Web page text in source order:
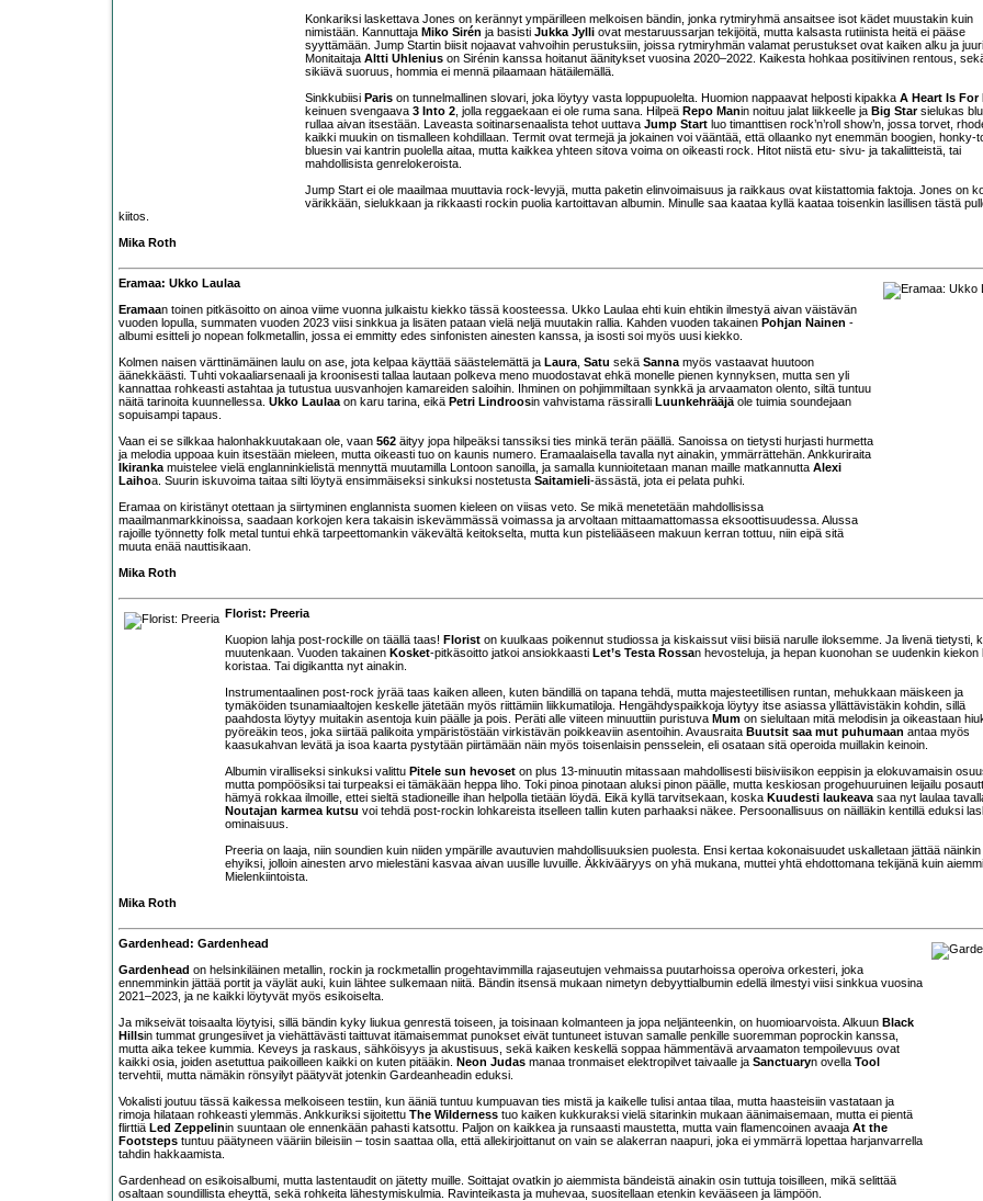
Konkariksi laskettava Jones on kerännyt ympärilleen melkoisen bändin, jonka rytmiryhmä ansaitsee isot kädet muustakin kuin
nimistään. Kannuttaja Miko Sirén ja basisti Jukka Jylli ovat mestaruussarjan tekijöitä, mutta kalsasta rutiinista heitä ei pääse
syyttämään. Jump Startin biisit nojaavat vahvoihin perustuksiin, joissa rytmiryhmän valamat perustukset ovat kaiken alku ja juuri.
Monitaitaja Altti Uhlenius on Sirénin kanssa hoitanut äänitykset vuosina 2020–2022. Kaikesta hohkaa positiivinen rentous,
sikiävä suoruus, hommia ei mennä pilaamaan hätäilemällä.
Sinkkubiisi Paris on tunnelmallinen slovari, joka löytyy vasta loppupuolelta. Huomion nappaavat helposti kipakka A Heart Is For
keinuen svengaava 3 Into 2 , jolla reggaekaan ei ole ruma sana. Hilpeä Repo Manin noituu jalat liikkeelle ja Big Starsielukas
rullaa aivan itsestään. Laveasta soitinarsenaalista tehot uuttava Jump Start luo timanttisen rock’n’roll show’n, jossa torvet,
kaikki muukin on tismalleen kohdillaan. Termit ovat termejä ja jokainen voi vääntää, että ollaanko nyt enemmän boogien, honky-
bluesin vai kantrin puolella aitaa, mutta kaikkea yhteen sitova voima on oikeasti rock. Hitot niistä etu- sivu- ja takaliitteistä, tai
mahdollisista genrelokeroista.
Jump Start ei ole maailmaa muuttavia rock-levyjä, mutta paketin elinvoimaisuus ja raikkaus ovat kiistattomia faktoja. Jones on
värikkään, sielukkaan ja rikkaasti rockin puolia kartoittavan albumin. Minulle saa kaataa kyllä kaataa toisenkin lasillisen tästä
kiitos.
Mika Roth
Eramaa: Ukko Laulaa
Eramaan toinen pitkäsoitto on ainoa viime vuonna julkaistu kiekko tässä koosteessa. Ukko Laulaa ehti kuin ehtikin ilmestyä aivan väistävän
vuoden lopulla, summaten vuoden 2023 viisi sinkkua ja lisäten pataan vielä neljä muutakin rallia. Kahden vuoden takainen Pohjan Nainen -
albumi esitteli jo nopean folkmetallin, jossa ei emmitty edes sinfonisten ainesten kanssa, ja isosti soi myös uusi kiekko.
Kolmen naisen värttinämäinen laulu on ase, jota kelpaa käyttää säästelemättä ja Laura Satu sekä Sanna myös vastaavat huutoon
äänekkäästi. Tuhti vokaaliarsenaali ja kroonisesti tallaa lautaan polkeva meno muodostavat ehkä monelle pienen kynnyksen, mutta sen yli
kannattaa rohkeasti astahtaa ja tutustua uusvanhojen kamareiden saloihin. Ihminen on pohjimmiltaan synkkä ja arvaamaton olento, siltä tuntuu
näitä tarinoita kuunnellessa. Ukko Laulaa on karu tarina, eikä Petri Lindroosin vahvistama rässiralli Luunkehrääjä ole tuimia soundejaan
sopuisampi tapaus.
Vaan ei se silkkaa halonhakkuutakaan ole, vaan 562 äityy jopa hilpeäksi tanssiksi ties minkä terän päällä. Sanoissa on tietysti hurjasti hurmetta
ja melodia uppoaa kuin itsestään mieleen, mutta oikeasti tuo on kaunis numero. Eramaalaisella tavalla nyt ainakin, ymmärrättehän. Ankkuriraita
Ikiranka muistelee vielä englanninkielistä mennyttä muutamilla Lontoon sanoilla, ja samalla kunnioitetaan manan maille matkannutta Alexi
Laihoa. Suurin iskuvoima taitaa silti löytyä ensimmäiseksi sinkuksi nostetusta Saitamieli-ässästä, jota ei pelata puhki.
Eramaa on kiristänyt otettaan ja siirtyminen englannista suomen kieleen on viisas veto. Se mikä menetetään mahdollisissa
maailmanmarkkinoissa, saadaan korkojen kera takaisin iskevämmässä voimassa ja arvoltaan mittaamattomassa eksoottisuudessa. Alussa
rajoille työnnetty folk metal tuntui ehkä tarpeettomankin väkevältä keitokselta, mutta kun pisteliääseen makuun kerran tottuu, niin eipä sitä
muuta enää nauttisikaan.
Mika Roth
Florist: Preeria
Kuopion lahja post-rockille on täällä taas! Florist on kuulkaas poikennut studiossa ja kiskaissut viisi biisiä narulle iloksemme. Ja livenä tietysti,
muutenkaan. Vuoden takainen Kosket-pitkäsoitto jatkoi ansiokkaasti Let’s Testa Rossan hevosteluja, ja hepan kuonohan se uudenkin kiekon
koristaa. Tai digikantta nyt ainakin.
Instrumentaalinen post-rock jyrää taas kaiken alleen, kuten bändillä on tapana tehdä, mutta majesteetillisen runtan, mehukkaan mäiskeen ja
tymäköiden tsunamiaaltojen keskelle jätetään myös riittämiin liikkumatiloja. Hengähdyspaikkoja löytyy itse asiassa yllättävistäkin kohdin, sillä
paahdosta löytyy muitakin asentoja kuin päälle ja pois. Peräti alle viiteen minuuttiin puristuva Mum on sielultaan mitä melodisin ja oikeastaan
pyöreäkin teos, joka siirtää palikoita ympäristöstään virkistävän poikkeaviin asentoihin. Avausraita Buutsit saa mut puhumaan antaa myös
kaasukahvan levätä ja isoa kaarta pystytään piirtämään näin myös toisenlaisin pensselein, eli osataan sitä operoida muillakin keinoin.
Albumin viralliseksi sinkuksi valittu Pitele sun hevoset on plus 13-minuutin mitassaan mahdollisesti biisiviisikon eeppisin ja elokuvamaisin
mutta pompöösiksi tai turpeaksi ei tämäkään heppa liho. Toki pinoa pinotaan aluksi pinon päälle, mutta keskiosan progehuuruinen leijailu
hämyä rokkaa ilmoille, ettei sieltä stadioneille ihan helpolla tietään löydä. Eikä kyllä tarvitsekaan, koska Kuudesti laukeava saa nyt laulaa
Noutajan karmea kutsu voi tehdä post-rockin lohkareista itselleen tallin kuten parhaaksi näkee. Persoonallisuus on näilläkin kentillä eduksi
ominaisuus.
Preeria on laaja, niin soundien kuin niiden ympärille avautuvien mahdollisuuksien puolesta. Ensi kertaa kokonaisuudet uskalletaan jättää näinkin
ehyiksi, jolloin ainesten arvo mielestäni kasvaa aivan uusille luvuille. Äkkivääryys on yhä mukana, muttei yhtä ehdottomana tekijänä kuin
Mielenkiintoista.
Mika Roth
Gardenhead: Gardenhead
Gardenhead on helsinkiläinen metallin, rockin ja rockmetallin progehtavimmilla rajaseutujen vehmaissa puutarhoissa operoiva orkesteri, joka
ennemminkin jättää portit ja väylät auki, kuin lähtee sulkemaan niitä. Bändin itsensä mukaan nimetyn debyyttialbumin edellä ilmestyi viisi sinkkua vuosina
2021–2023, ja ne kaikki löytyvät myös esikoiselta.
Ja mikseivät toisaalta löytyisi, sillä bändin kyky liukua genrestä toiseen, ja toisinaan kolmanteen ja jopa neljänteenkin, on huomioarvoista. Alkuun Black
Hillsin tummat grungesiivet ja viehättävästi taittuvat itämaisemmat punokset eivät tuntuneet istuvan samalle penkille suoremman poprockin kanssa,
mutta aika tekee kummia. Keveys ja raskaus, sähköisyys ja akustisuus, sekä kaiken keskellä soppaa hämmentävä arvaamaton tempoilevuus ovat
kaikki osia, joiden asetuttua paikoilleen kaikki on kuten pitääkin. Neon Judas manaa tronmaiset elektropilvet taivaalle ja Sanctuaryn ovella Tool
tervehtii, mutta nämäkin rönsyilyt päätyvät jotenkin Gardeanheadin eduksi.
Vokalisti joutuu tässä kaikessa melkoiseen testiin, kun ääniä tuntuu kumpuavan ties mistä ja kaikelle tulisi antaa tilaa, mutta haasteisiin vastataan ja
rimoja hilataan rohkeasti ylemmäs. Ankkuriksi sijoitettu The Wilderness tuo kaiken kukkuraksi vielä sitarinkin mukaan äänimaisemaan, mutta ei pientä
flirttiä Led Zeppelinin suuntaan ole ennenkään pahasti katsottu. Paljon on kaikkea ja runsaasti maustetta, mutta vain flamencoinen avaaja At the
Footsteps tuntuu päätyneen vääriin bileisiin – tosin saattaa olla, että allekirjoittanut on vain se alakerran naapuri, joka ei ymmärrä lopettaa harjanvarrella
tahdin hakkaamista.
Gardenhead on esikoisalbumi, mutta lastentaudit on jätetty muille. Soittajat ovatkin jo aiemmista bändeistä ainakin osin tuttuja toisilleen, mikä selittää
osaltaan soundillista eheyttä, sekä rohkeita lähestymiskulmia. Ravinteikasta ja muhevaa, suositellaan etenkin kevääseen ja lämpöön.